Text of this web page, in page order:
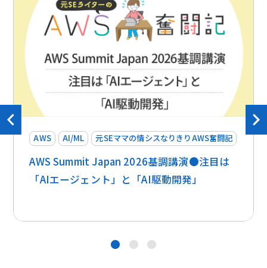
AWS AI/ML 元SEママの情シスなりきりAWS奮闘記
AWS Summit Japan 2026基調講演●注目は
「AIエージェント」と「AI駆動開発」
● ● ●